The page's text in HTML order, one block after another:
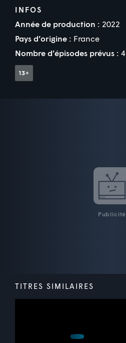
INFOS
Année de production : 2022
Pays d’origine : France
Nombre d’épisodes prévus : 4
Publicité
TITRES SIMILAIRES